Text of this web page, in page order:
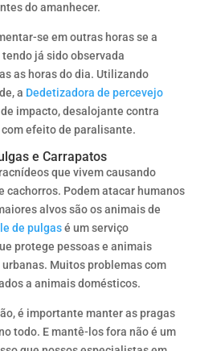
do amanhecer.
se em outras horas se a
já sido observada
as horas do dia. Utilizando
a Dedetizadora de percevejo
impacto, desalojante contra
efeito de paralisante.
e Carrapatos
que vivem causando
cachorros. Podem atacar humanos
alvos são os animais de
de pulgasé um serviço
protege pessoas e animais
Muitos problemas com
a animais domésticos.
é importante manter as pragas
todo. E mantê-los fora não é um